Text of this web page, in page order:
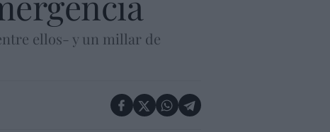
ellos- y un millar de